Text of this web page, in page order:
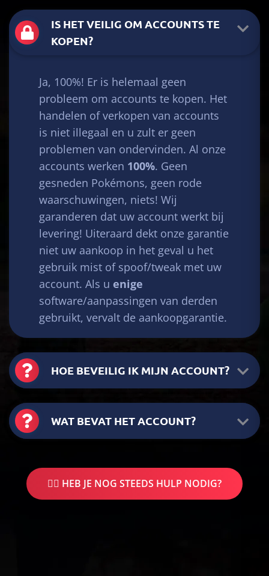
IS HET VEILIG OM ACCOUNTS TE
KOPEN?
Ja, 100%! Er is helemaal geen
probleem om accounts te kopen. Het
handelen of verkopen van accounts
is niet illegaal en u zult er geen
problemen van ondervinden. Al onze
accounts werken 100%. Geen
gesneden Pokémons, geen rode
waarschuwingen, niets! Wij
garanderen dat uw account werkt bij
levering! Uiteraard dekt onze garantie
niet uw aankoop in het geval u het
gebruik mist of spoof/tweak met uw
account. Als u enige
software/aanpassingen van derden
gebruikt, vervalt de aankoopgarantie.
HOE BEVEILIG IK MIJN ACCOUNT?
WAT BEVAT HET ACCOUNT?
🤷‍♂️ HEB JE NOG STEEDS HULP NODIG?